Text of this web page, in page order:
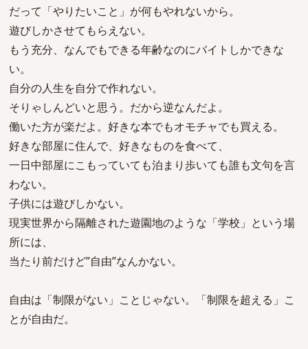
だって「やりたいこと」が何もやれないから。
遊びしかさせてもらえない。
もう充分、なんでもできる年齢なのにバイトしかできな
い。
自分の人生を自分で作れない。
そりゃしんどいと思う。だから逆なんだよ。
働いた方が楽だよ。好きな本でもオモチャでも買える。
好きな部屋に住んで、好きなものを食べて、
一日中部屋にこもっていても泊まり歩いても誰も文句を言
わない。
子供には遊びしかない。
現実世界から隔離された遊園地のような「学校」という場
所には、
当たり前だけど”自由”なんかない。
自由は「制限がない」ことじゃない。「制限を超える」こ
とが自由だ。